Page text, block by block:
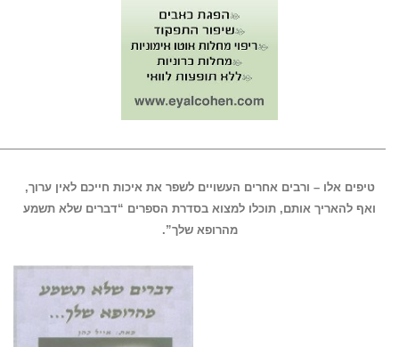
טיפים אלו – ורבים אחרים העשויים לשפר את איכות חייכם לאין ערוך,
ואף להאריך אותם, תוכלו למצוא בסדרת הספרים “דברים שלא תשמע
מהרופא שלך”.